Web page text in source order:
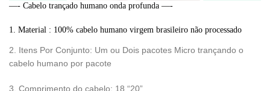
—- Cabelo trançado humano onda profunda —-
1. Material : 100% cabelo humano virgem brasileiro não processado
2. Itens Por Conjunto: Um ou Dois pacotes Micro trançando o
cabelo humano por pacote
3. Comprimento do cabelo: 18 “20”